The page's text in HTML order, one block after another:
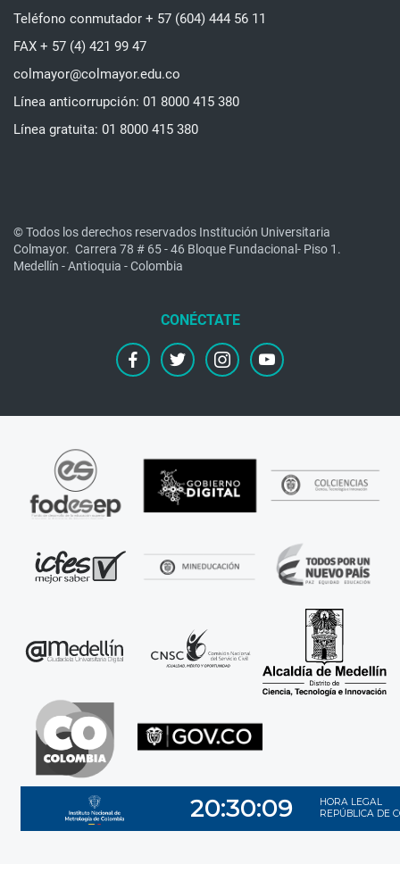
Teléfono conmutador + 57 (604) 444 56 11
FAX + 57 (4) 421 99 47
colmayor@colmayor.edu.co
Línea anticorrupción: 01 8000 415 380
Línea gratuita: 01 8000 415 380
© Todos los derechos reservados Institución Universitaria
Colmayor. Carrera 78 # 65 - 46 Bloque Fundacional- Piso 1.
Medellín - Antioquia - Colombia
facebooktwitter instagramyoutube